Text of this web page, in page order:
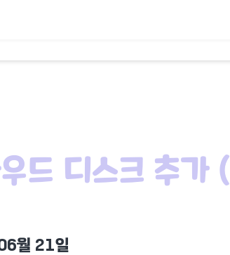
드 디스크 추
월 21일